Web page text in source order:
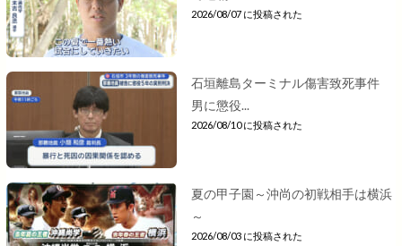
2026/08/07 に投稿された
石垣離島ターミナル傷害致死事件
男に懲役...
2026/08/10 に投稿された
夏の甲子園～沖尚の初戦相手は横浜
～
2026/08/03 に投稿された